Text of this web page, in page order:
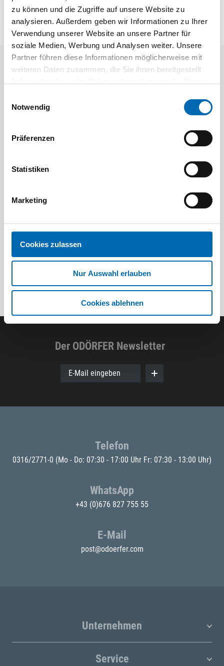
zu können und die Zugriffe auf unsere Website zu
analysieren. Außerdem geben wir Informationen zu Ihrer
Verwendung unserer Website an unsere Partner für
soziale Medien, Werbung und Analysen weiter. Unsere
Partner führen diese Informationen möglicherweise mit
weiteren Daten zusammen, die Sie ihnen bereitgestellt
Notwendig
Präferenzen
Statistiken
Marketing
Cookies zulassen
Nur Auswahl erlauben
Cookies ablehnen
Aktuelle Angebote
8 Ausführungen
Artikel-Nr.
Der ODÖRFER Newsletter
E-Mail eingeben
Telefon
0316/2771-0 (Mo - Do: 07:30 - 17:00 Uhr Fr: 07:30 - 13:00 Uhr)
WhatsApp
+43 (0)676 827 755 55
E-Mail
post@odoerfer.com
Unternehmen
Service